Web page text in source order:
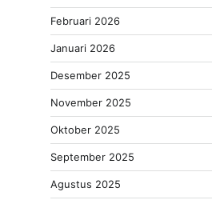
Februari 2026
Januari 2026
Desember 2025
November 2025
Oktober 2025
September 2025
Agustus 2025